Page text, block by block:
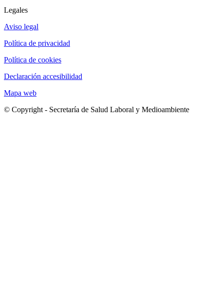
Legales
Aviso legal
Política de privacidad
Política de cookies
Declaración accesibilidad
Mapa web
© Copyright - Secretaría de Salud Laboral y Medioambiente